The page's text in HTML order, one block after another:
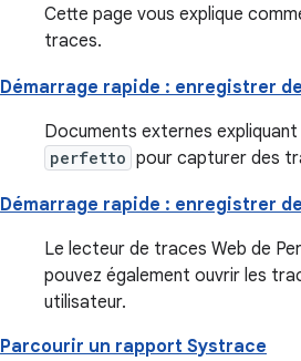
Cette page vous explique
traces.
Démarrage rapide : enregistrer
Documents externes
perfetto pour capturer des
Démarrage rapide : enregistrer
Le lecteur de traces Web de
pouvez également ouvrir les
utilisateur.
Parcourir un rapport Systrace